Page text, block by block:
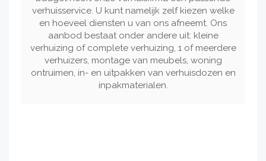
verhuisservice. U kunt namelijk zelf kiezen welke
en hoeveel diensten u van ons afneemt. Ons
aanbod bestaat onder andere uit: kleine
verhuizing of complete verhuizing, 1 of meerdere
verhuizers, montage van meubels, woning
ontruimen, in- en uitpakken van verhuisdozen en
inpakmaterialen.